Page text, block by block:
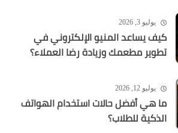
يوليو 3, 2026
كيف يساعد المنيو الإلكتروني في
تطوير مطعمك وزيادة رضا العملاء؟
يوليو 12, 2026
ما هي أفضل حالات استخدام الهواتف
الذكية للطلاب؟